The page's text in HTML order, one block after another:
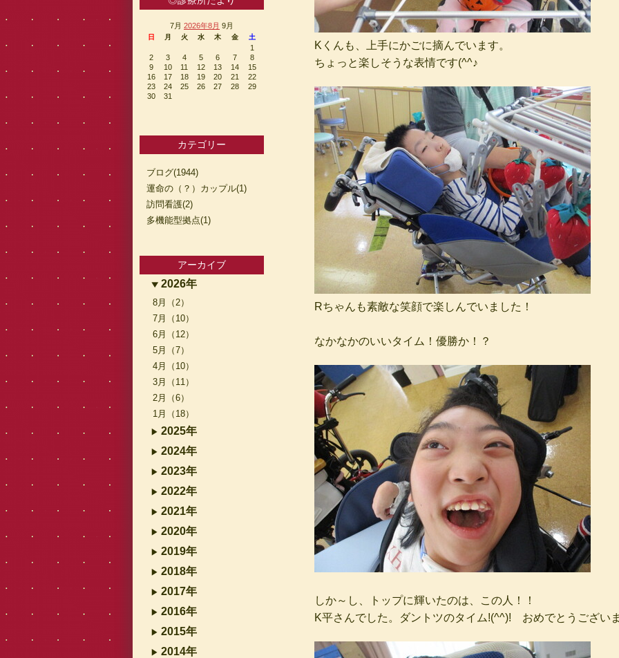
Kくんも、上手にかごに摘んでいます。
ちょっと楽しそうな表情です(^^♪
Rちゃんも素敵な笑顔で楽しんでいました！
なかなかのいいタイム！優勝か！？
しか～し、トップに輝いたのは、この人！！
K平さんでした。ダントツのタイム!(^^)! おめでとうござい
7月 2026年8月 9月
日 月 火 水 木 金 土
1
2
3 4 5 6 7
8
9
10 11 12 13 14
15
16
17 18 19 20 21
22
23
24 25 26 27 28
29
30
31
カテゴリー
ブログ(1944)
運命の（？）カップル(1)
訪問看護(2)
多機能型拠点(1)
アーカイブ
2026年
8月（2）
7月（10）
6月（12）
5月（7）
4月（10）
3月（11）
2月（6）
1月（18）
2025年
2024年
2023年
2022年
2021年
2020年
2019年
2018年
2017年
2016年
2015年
2014年